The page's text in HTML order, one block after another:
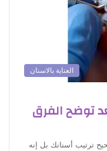
العناية بالاسنان
توضح الفرق
ترتيب أسنانك بل إنه